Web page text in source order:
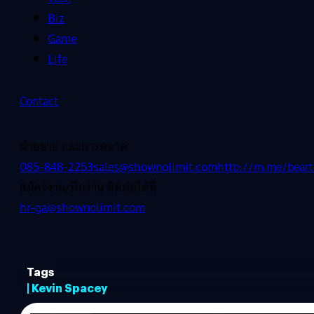
Biz
Game
Life
Contact
ฝ่ายขาย และการตลาด
085-848-2253sales@shownolimit.comhttp://m.me/
สมัครงาน/ฝึกงาน ติดต่อได้ที่
hr-ga@shownolimit.com
Tags
| Kevin Spacey